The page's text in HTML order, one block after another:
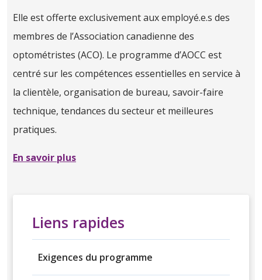
Elle est offerte exclusivement aux employé.e.s des
membres de l’Association canadienne des
optométristes (ACO). Le programme d’AOCC est
centré sur les compétences essentielles en service à
la clientèle, organisation de bureau, savoir-faire
technique, tendances du secteur et meilleures
pratiques.
En savoir plus
Liens rapides
Exigences du programme